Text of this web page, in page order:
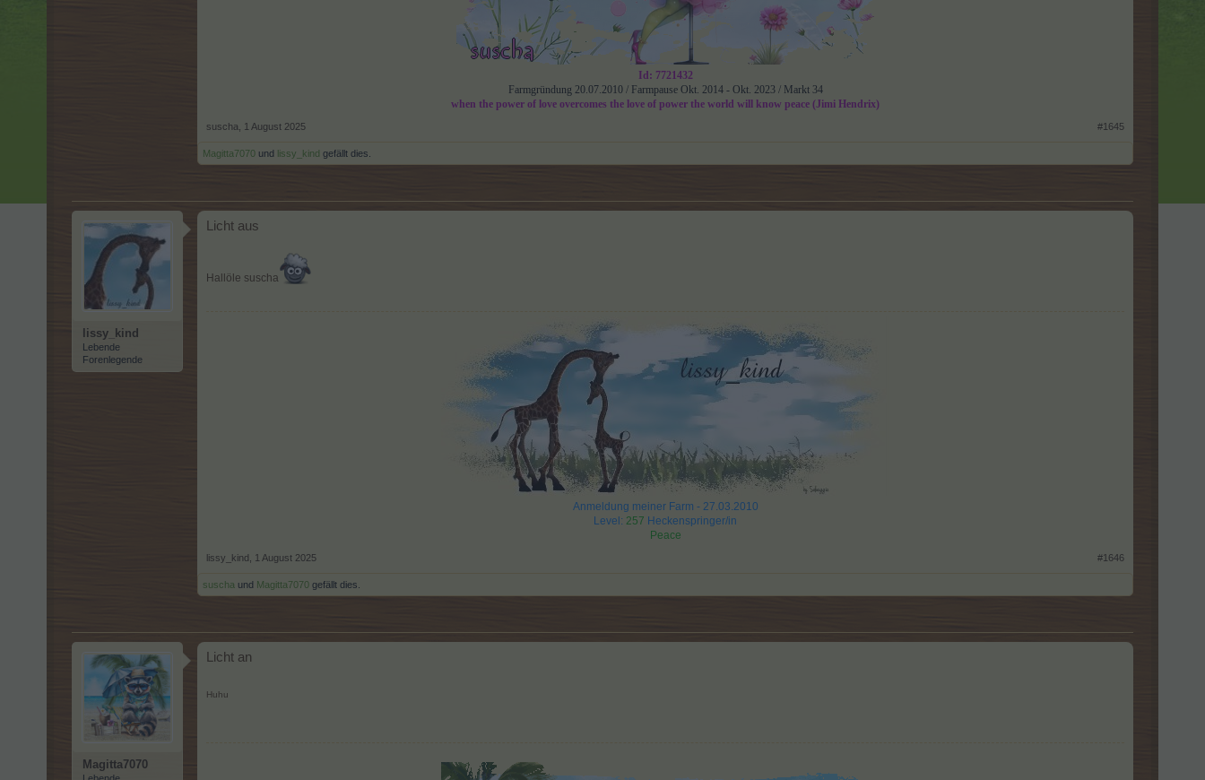
Id: 7721432
Farmgründung 20.07.2010 / Farmpause Okt. 2014 - Okt. 2023 / Markt 34
when the power of love overcomes the love of power the world will know peace (Jimi Hendrix)
suscha 1 August 2025 #1645
Magitta7070 und lissy_kind gefällt dies.
lissy_kind
Lebende
Forenlegende
Licht aus
Hallöle suscha
Anmeldung meiner Farm - 27.03.2010
Level: 257 Heckenspringer/in
Peace
lissy_kind 1 August 2025 #1646
suscha und Magitta7070 gefällt dies.
Magitta7070
Licht an
Huhu